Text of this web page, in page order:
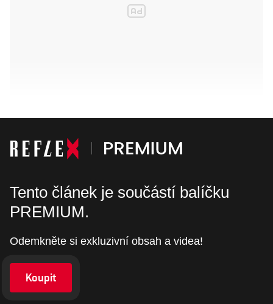
Tento článek je součástí balíčku
PREMIUM.
Odemkněte si exkluzivní obsah a videa!
Koupit